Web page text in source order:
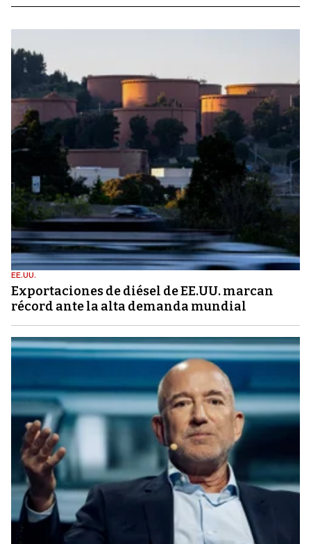
EE.UU.
Exportaciones de diésel de EE.UU. marcan
récord ante la alta demanda mundial